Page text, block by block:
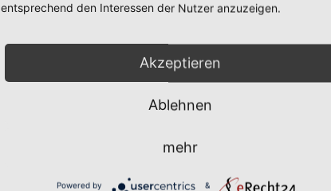
entsprechend den Interessen der Nutzer anzuzeigen.
Akzeptieren
Ablehnen
mehr
Powered by &